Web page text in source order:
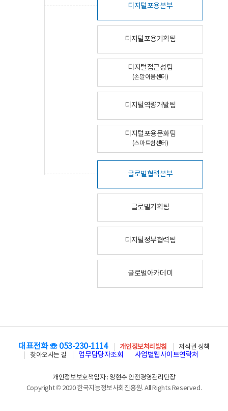
디지털포용본부
디지털포용기획팀
디지털접근성팀
(손말이음센터)
디지털역량개발팀
디지털포용문화팀
(스마트쉼센터)
글로벌협력본부
글로벌기획팀
디지털정부협력팀
글로벌아카데미
대표전화 ☏ 053-230-1114 개인정보처리방침
저작권 정책
찾아오시는 길
업무담당자조회 사업별웹사이트연락처
개인정보보호책임자 : 양현수 안전경영관리단장
Copyright © 2020 한국지능정보사회진흥원. All Rights Reserved.